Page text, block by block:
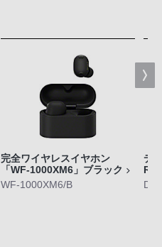
完全ワイヤレスイヤホン
「WF-1000XM6」ブラック
WF-1000XM6/B
デ